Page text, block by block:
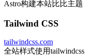
Astro构建本站比比主题
Tailwind CSS
tailwindcss.com
全站样式使用tailwindcss